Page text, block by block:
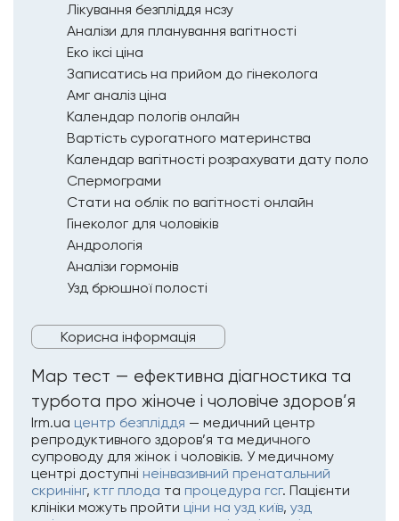
Лікування безпліддя нсзу
Аналізи для планування вагітності
Еко іксі ціна
Записатись на прийом до гінеколога
Амг аналіз ціна
Календар пологів онлайн
Вартість сурогатного материнства
Календар вагітності розрахувати дату пологів
Спермограми
Стати на облік по вагітності онлайн
Гінеколог для чоловіків
Андрологія
Аналізи гормонів
Узд брюшної полості
Корисна інформація
Мар тест — ефективна діагностика та
турбота про жіноче і чоловіче здоров’я
Irm.ua центр безпліддя — медичний центр
репродуктивного здоров’я та медичного
супроводу для жінок і чоловіків. У медичному
центрі доступні неінвазивний пренатальний
скринінг, ктг плода та процедура гсг. Пацієнти
клініки можуть пройти ціни на узд київ, узд